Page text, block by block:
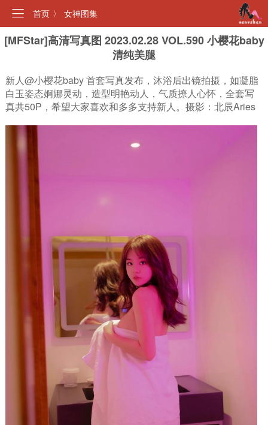
首页 〉 女神图集
[MFStar]高清写真图 2023.02.28 VOL.590 小樱花baby
清纯美腿
新人@小樱花baby 首套写真发布，沐浴后出镜拍摄，如凝脂
白玉姿态婀娜灵动，造型明艳动人，气质撩人心怀，全套写
真共50P，希望大家喜欢和多多支持新人。摄影：北辰Aries